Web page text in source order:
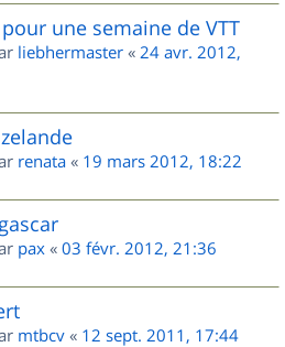
une semaine de VTT
liebhermaster « 24 avr. 2012,
renata « 19 mars 2012, 18:22
pax « 03 févr. 2012, 21:36
mtbcv « 12 sept. 2011, 17:44